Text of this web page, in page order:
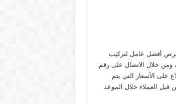
أفضل عامل لتركيب
ومن خلال الاتصال على رقم
على الأسعار التي يتم
العملاء خلال الموعد